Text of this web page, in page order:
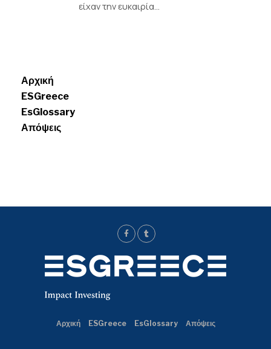
είχαν την ευκαιρία...
Αρχική
ESGreece
EsGlossary
Απόψεις
Αρχική ESGreece EsGlossary Απόψεις